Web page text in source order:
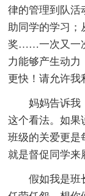
律的管理到队活
助同学的学习；
奖……一次又一
力能够产生动力
更快！请允许我
妈妈告诉我
这个看法。如果
班级的关爱更是
就是督促同学来
假如我是班